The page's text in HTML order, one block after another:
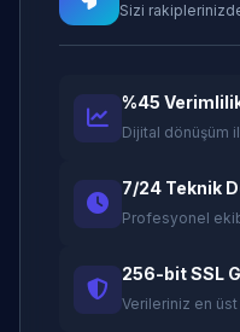
Sizi
%45 Verimlilik
Dijital dönüşüm
7/24 Teknik
Profesyonel
256-bit SSL
Verileriniz en